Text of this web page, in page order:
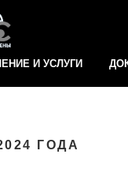
И УСЛУГИ
ГОДА